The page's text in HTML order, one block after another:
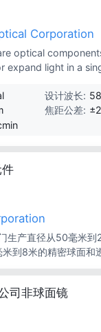
Corporation
optical
expand light in a
设计波长:
焦距公差:
生产直径从50毫米到
到8米的精密球面和
球面产品系列有4英寸
们的全新
列的一部分。我们是
司非球面镜